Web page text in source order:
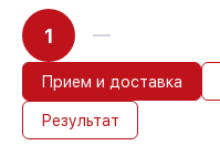
1
Прием и доставка
Результат